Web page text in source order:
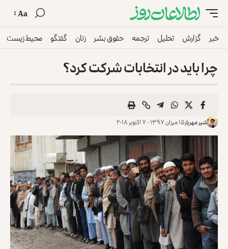
Aa
خبر گزارش تحلیل ترجمه حقوق بشر زنان گفتگو محیط زیست
چرا باید در انتخابات شرکت کرد؟
شیر مهریار۱۵ میزان ۱۳۹۷ - ۷ اکتوبر ۲۰۱۸